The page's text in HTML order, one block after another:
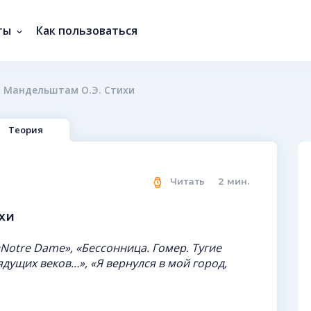
Как пользоваться
Мандельштам О.Э. Стихи
Теория
Читать 2 мин.
Dame», «Бессонница. Гомер. Тугие
веков…», «Я вернулся в мой город,